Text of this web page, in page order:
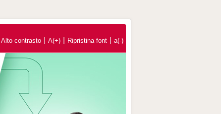
Alto contrasto A(+) Ripristina font a(-)